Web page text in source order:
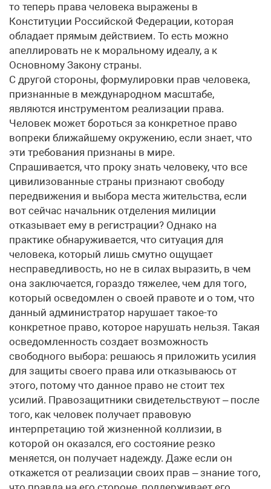
то теперь права человека выражены в
Конституции Российской Федерации, которая
обладает прямым действием. То есть можно
апеллировать не к моральному идеалу, а к
Основному Закону страны.
С другой стороны, формулировки прав человека,
признанные в международном масштабе,
являются инструментом реализации права.
Человек может бороться за конкретное право
вопреки ближайшему окружению, если знает, что
эти требования признаны в мире.
Спрашивается, что проку знать человеку, что все
цивилизованные страны признают свободу
передвижения и выбора места жительства, если
вот сейчас начальник отделения милиции
отказывает ему в регистрации? Однако на
практике обнаруживается, что ситуация для
человека, который лишь смутно ощущает
несправедливость, но не в силах выразить, в чем
она заключается, гораздо тяжелее, чем для того,
который осведомлен о своей правоте и о том, что
данный администратор нарушает такое-то
конкретное право, которое нарушать нельзя. Такая
осведомленность создает возможность
свободного выбора: решаюсь я приложить усилия
для защиты своего права или отказываюсь от
этого, потому что данное право не стоит тех
усилий. Правозащитники свидетельствуют – после
того, как человек получает правовую
интерпретацию той жизненной коллизии, в
которой он оказался, его состояние резко
меняется, он получает надежду. Даже если он
откажется от реализации своих прав – знание того,